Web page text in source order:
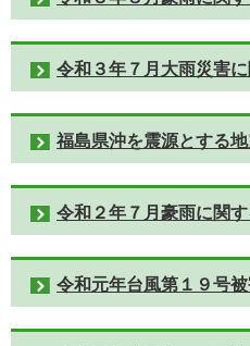
令和３年７月大雨災害
福島県沖を震源とする
令和２年７月豪雨に関
令和元年台風第１９号